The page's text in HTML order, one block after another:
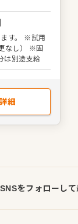
せたコース
フは、料理
に合わせた
ジションで
。料理長や
たら、食材
の調理業務
す。 ※試用
なし） ※固
は別途支給
細
をフォローし